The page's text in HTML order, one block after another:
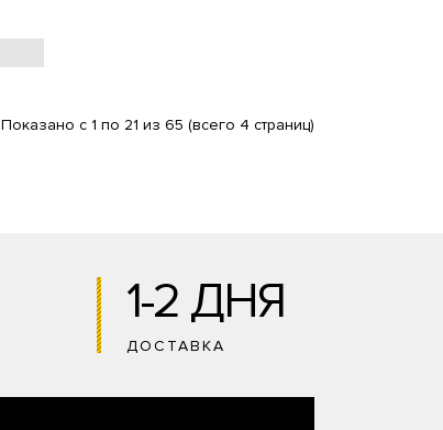
Показано с 1 по 21 из 65 (всего 4 страниц)
1-2 ДНЯ
ДОСТАВКА